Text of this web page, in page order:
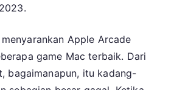
Apple Arcade
game Mac terbaik. Dari
bagaimanapun, itu kadang-